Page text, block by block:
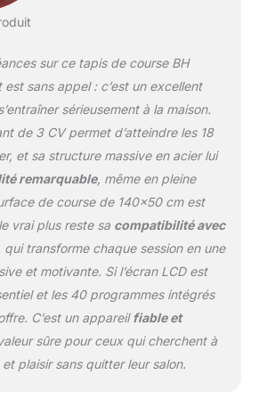
qui transforment votre
expérience plus
divertissante et plus
motivante. Ces plateformes
des itinéraires virtuels, de
participer à des défis en
temps réel et de profiter de
séances guidées par des
confort de votre domicile.
Grâce à elles, rester en
forme sera plus
dynamique, plus amusant
LARGE GAMME DE
VITESSES, DE 1 À 20 KM/H.
Elle vous permet d'adapter
sur ce tapis de course BH
sans appel : c’est un excellent
sérieusement à la maison.
de 3 CV permet d’atteindre les 18
et sa structure massive en acier lui
remarquable, même en pleine
de course de 140×50 cm est
vrai plus reste sa compatibilité avec
qui transforme chaque session en une
et motivante. Si l’écran LCD est
et les 40 programmes intégrés
C’est un appareilfiable et
sûre pour ceux qui cherchent à
plaisir sans quitter leur salon.